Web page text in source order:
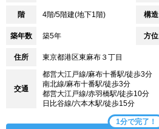
階 4階/5階建(地下1階) 構造
築年数 築5年 方位
住所 東京都港区東麻布３丁目
交通
都営大江戸線/麻布十番駅/徒歩3分
南北線/麻布十番駅/徒歩3分
都営大江戸線/赤羽橋駅/徒歩10分
日比谷線/六本木駅/徒歩15分
1分で完了！